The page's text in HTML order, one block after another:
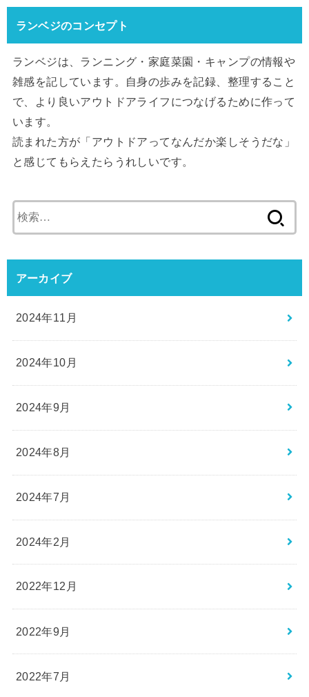
ランベジのコンセプト
ランベジは、ランニング・家庭菜園・キャンプの情報や
雑感を記しています。自身の歩みを記録、整理すること
で、より良いアウトドアライフにつなげるために作って
います。
読まれた方が「アウトドアってなんだか楽しそうだな」
と感じてもらえたらうれしいです。
索:
アーカイブ
2024年11月
2024年10月
2024年9月
2024年8月
2024年7月
2024年2月
2022年12月
2022年9月
2022年7月